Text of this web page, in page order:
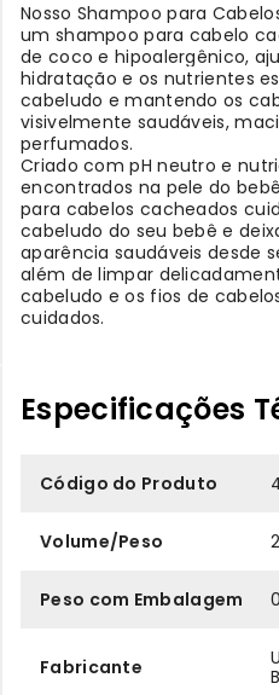
Nosso Shampoo para
um shampoo para cabelo
de coco e hipoalergênico,
hidratação e os nutrientes
cabeludo e mantendo os
visivelmente saudáveis,
perfumados.
Criado com pH neutro e
encontrados na pele do
para cabelos cacheados
cabeludo do seu bebê e
aparência saudáveis desde
além de limpar
cabeludo e os fios de
cuidados.
Especificações
Código do Produto
Volume/Peso
Peso com Embalagem
Fabricante